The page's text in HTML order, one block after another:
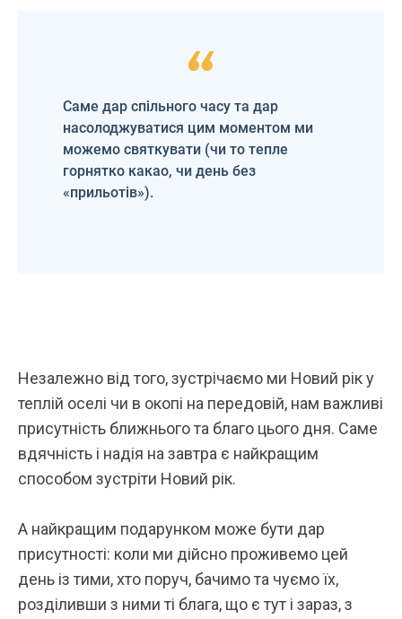
Саме дар спільного часу та дар
насолоджуватися цим моментом ми
можемо святкувати (чи то тепле
горнятко какао, чи день без
«прильотів»).
Незалежно від того, зустрічаємо ми Новий рік у
теплій оселі чи в окопі на передовій, нам важливі
присутність ближнього та благо цього дня. Саме
вдячність і надія на завтра є найкращим
способом зустріти Новий рік.
А найкращим подарунком може бути дар
присутності: коли ми дійсно проживемо цей
день із тими, хто поруч, бачимо та чуємо їх,
розділивши з ними ті блага, що є тут і зараз, з